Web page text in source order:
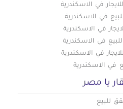
في الاسكندرية
في الاسكندرية
في الاسكندرية
في الاسكندرية
في الاسكندرية
في الاسكندرية
يا مصر
للبيع